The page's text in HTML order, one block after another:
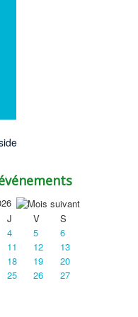
J V
S
4 5
6
11 12
13
18 19
20
25 26
27